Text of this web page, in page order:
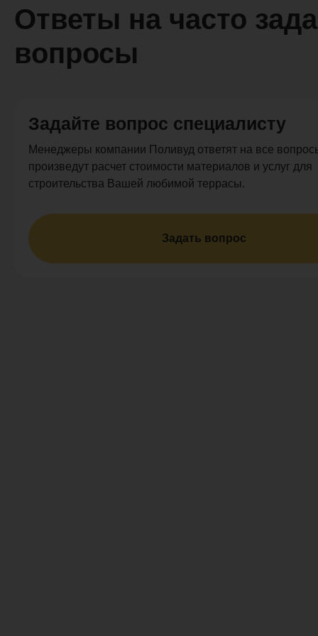
Ответы на часто
вопросы
Задайте вопрос специалисту
Менеджеры компании Поливуд ответят на все
произведут расчет стоимости материалов и услуг для
строительства Вашей любимой террасы.
Задать вопрос